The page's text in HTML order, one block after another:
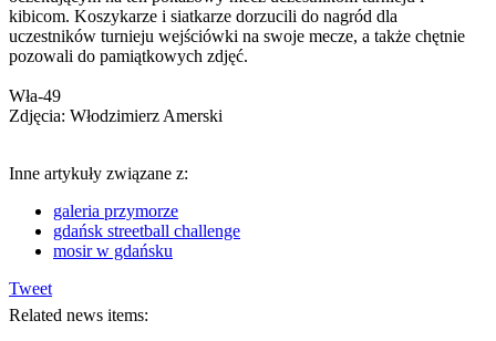
kibicom. Koszykarze i siatkarze dorzucili do nagród dla
uczestników turnieju wejściówki na swoje mecze, a także chętnie
pozowali do pamiątkowych zdjęć.
Wła-49
Zdjęcia: Włodzimierz Amerski
Inne artykuły związane z:
galeria przymorze
gdańsk streetball challenge
mosir w gdańsku
Tweet
Related news items: